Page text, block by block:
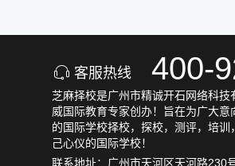
客服热线 400-
芝麻择校是广州市精诚开石网络科
威国际教育专家创办！旨在为广大
的国际学校择校，探校，测评，培
己心仪的国际学校！
联系地址：广州市天河区天河路230